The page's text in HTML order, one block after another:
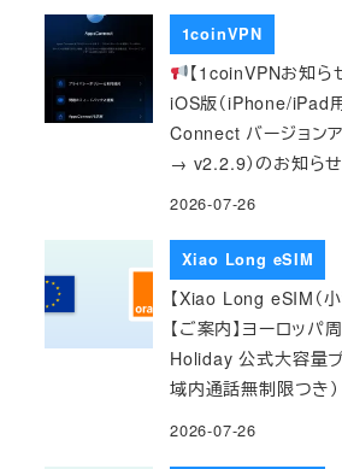
1coinVPN
【1coinVPNお知ら
iOS版（iPhone/iPad
Connect バージョン
→ v2.2.9）のお知らせ
2026-07-26
Xiao Long eSIM
【Xiao Long eSIM（
【ご案内】ヨーロッ
Holiday 公式大容量プ
域内通話無制限つき）
2026-07-26